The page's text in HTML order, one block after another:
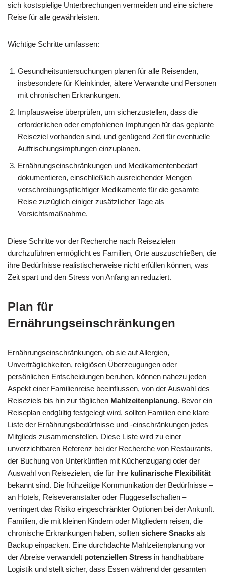
sich kostspielige Unterbrechungen vermeiden und eine sichere
Reise für alle gewährleisten.
Wichtige Schritte umfassen:
Gesundheitsuntersuchungen planen für alle Reisenden,
insbesondere für Kleinkinder, ältere Verwandte und Personen
mit chronischen Erkrankungen.
Impfausweise überprüfen, um sicherzustellen, dass die
erforderlichen oder empfohlenen Impfungen für das geplante
Reiseziel vorhanden sind, und genügend Zeit für eventuelle
Auffrischungsimpfungen einzuplanen.
Ernährungseinschränkungen und Medikamentenbedarf
dokumentieren, einschließlich ausreichender Mengen
verschreibungspflichtiger Medikamente für die gesamte
Reise zuzüglich einiger zusätzlicher Tage als
Vorsichtsmaßnahme.
Diese Schritte vor der Recherche nach Reisezielen
durchzuführen ermöglicht es Familien, Orte auszuschließen, die
ihre Bedürfnisse realistischerweise nicht erfüllen können, was
Zeit spart und den Stress von Anfang an reduziert.
Plan für
Ernährungseinschränkungen
Ernährungseinschränkungen, ob sie auf Allergien,
Unverträglichkeiten, religiösen Überzeugungen oder
persönlichen Entscheidungen beruhen, können nahezu jeden
Aspekt einer Familienreise beeinflussen, von der Auswahl des
Reiseziels bis hin zur täglichen Mahlzeitenplanung. Bevor ein
Reiseplan endgültig festgelegt wird, sollten Familien eine klare
Liste der Ernährungsbedürfnisse und -einschränkungen jedes
Mitglieds zusammenstellen. Diese Liste wird zu einer
unverzichtbaren Referenz bei der Recherche von Restaurants,
der Buchung von Unterkünften mit Küchenzugang oder der
Auswahl von Reisezielen, die für ihre kulinarische Flexibilität
bekannt sind. Die frühzeitige Kommunikation der Bedürfnisse –
an Hotels, Reiseveranstalter oder Fluggesellschaften –
verringert das Risiko eingeschränkter Optionen bei der Ankunft.
Familien, die mit kleinen Kindern oder Mitgliedern reisen, die
chronische Erkrankungen haben, sollten sichere Snacks als
Backup einpacken. Eine durchdachte Mahlzeitenplanung vor
der Abreise verwandelt potenziellen Stress in handhabbare
Logistik und stellt sicher, dass Essen während der gesamten